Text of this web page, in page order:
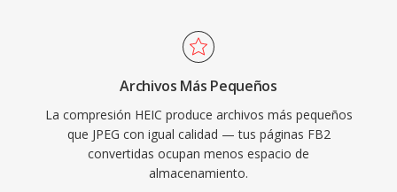
Archivos Más Pequeños
La compresión HEIC produce archivos más pequeños
que JPEG con igual calidad — tus páginas FB2
convertidas ocupan menos espacio de
almacenamiento.